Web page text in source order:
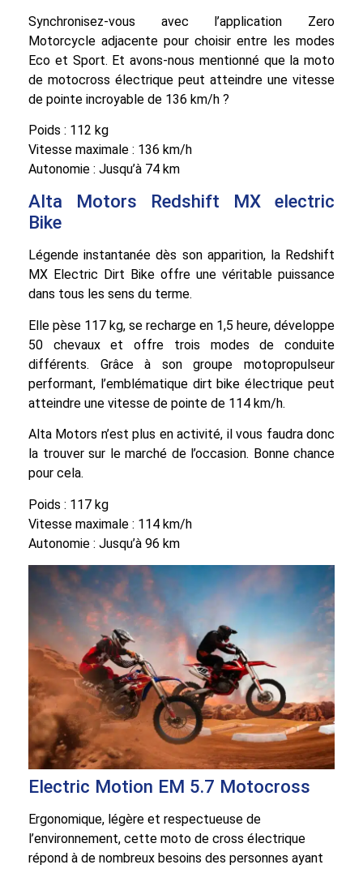
Synchronisez-vous avec l’application Zero
Motorcycle adjacente pour choisir entre les modes
Eco et Sport. Et avons-nous mentionné que la moto
de motocross électrique peut atteindre une vitesse
de pointe incroyable de 136 km/h ?
Poids : 112 kg
Vitesse maximale : 136 km/h
Autonomie : Jusqu’à 74 km
Alta Motors Redshift MX electric
Bike
Légende instantanée dès son apparition, la Redshift
MX Electric Dirt Bike offre une véritable puissance
dans tous les sens du terme.
Elle pèse 117 kg, se recharge en 1,5 heure, développe
50 chevaux et offre trois modes de conduite
différents. Grâce à son groupe motopropulseur
performant, l’emblématique dirt bike électrique peut
atteindre une vitesse de pointe de 114 km/h.
Alta Motors n’est plus en activité, il vous faudra donc
la trouver sur le marché de l’occasion. Bonne chance
pour cela.
Poids : 117 kg
Vitesse maximale : 114 km/h
Autonomie : Jusqu’à 96 km
Electric Motion EM 5.7 Motocross
Ergonomique, légère et respectueuse de
l’environnement, cette moto de cross électrique
répond à de nombreux besoins des personnes ayant